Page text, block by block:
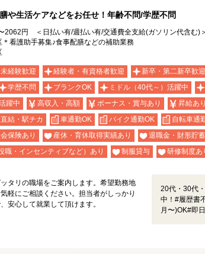
や生活ケアなどをお任せ！年齢不問/学歴不問
2062円 ＜日払い有/週払い有/交通費全支給(ガソリン代含む)＞
＊看護助手募集♪食事配膳などの補助業務
未経験歓迎 経験者・有資格者歓迎 新卒・第二新卒歓迎
学歴不問 ブランクOK ミドル（40代～）活躍中
躍中
高収入・高額 ボーナス・賞与あり 昇給あり
結・駅チカ 車通勤OK バイク通勤OK 自転車通
保険あり 産休・育休取得実績あり
退職金・財形貯
職・インセンティブなど）あり
制服貸与 研修制度あ
タリの職場をご案内します。希望勤務地
軽にご相談ください。担当者がしっかり
安心して就業して頂けます。
20代・30代
中！#履歴書
月〜)OK#即